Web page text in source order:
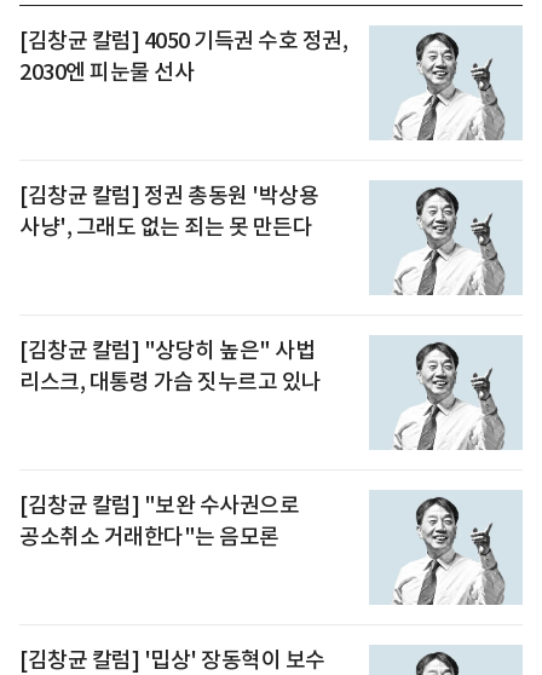
[김창균 칼럼] 4050 기득권 수호 정권,
2030엔 피눈물 선사
[김창균 칼럼] 정권 총동원 '박상용
사냥', 그래도 없는 죄는 못 만든다
[김창균 칼럼] "상당히 높은" 사법
리스크, 대통령 가슴 짓누르고 있나
[김창균 칼럼] "보완 수사권으로
공소취소 거래한다"는 음모론
[김창균 칼럼] '밉상' 장동혁이 보수